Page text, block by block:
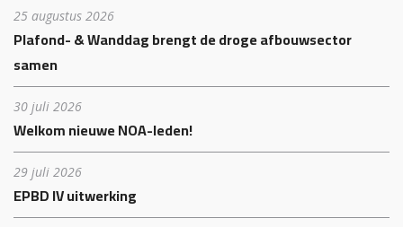
25 augustus 2026
Plafond- & Wanddag brengt de droge afbouwsector
samen
30 juli 2026
Welkom nieuwe NOA-leden!
29 juli 2026
EPBD IV uitwerking